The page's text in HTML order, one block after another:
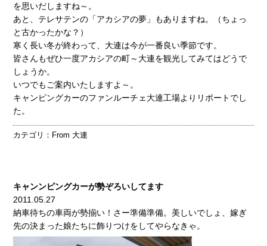
を思いだしますね～。
あと、テレサテンの「アカシアの夢」もありますね。（ちょっ
と古かったかな？）
寒く長い冬が終わって、大連は今が一番良い季節です。
皆さんもぜひ一度アカシアの町～大連を観光してみてはどうで
しょうか。
いつでもご案内いたしますよ～。
キャンピングカーのファンルーチェ大連工場よりリポートでし
た。
カテゴリ： From 大連
キャンンピングカーが勢ぞろいしてます
2011.05.27
納車待ちの車両が勢揃い！さー準備準備。美しいでしょ、嫁ぎ
先の決まった娘たちに飾りつけをしてやらなきゃ。